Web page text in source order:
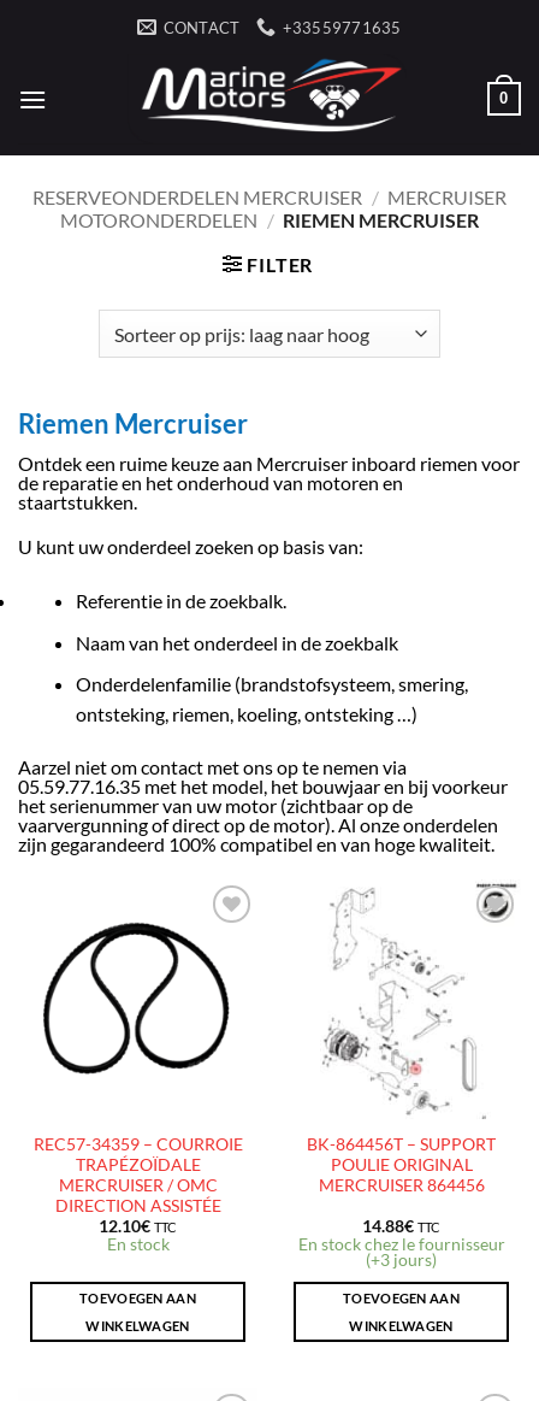
CONTACT +33559771635
0
RESERVEONDERDELEN MERCRUISER / MERCRUISER
MOTORONDERDELEN / RIEMEN MERCRUISER
FILTER
Riemen Mercruiser
Ontdek een ruime keuze aan Mercruiser inboard riemen voor
de reparatie en het onderhoud van motoren en
staartstukken.
U kunt uw onderdeel zoeken op basis van:
Referentie in de zoekbalk.
Naam van het onderdeel in de zoekbalk
Onderdelenfamilie (brandstofsysteem, smering,
ontsteking, riemen, koeling, ontsteking …)
Aarzel niet om contact met ons op te nemen via
05.59.77.16.35 met het model, het bouwjaar en bij voorkeur
het serienummer van uw motor (zichtbaar op de
vaarvergunning of direct op de motor). Al onze onderdelen
zijn gegarandeerd 100% compatibel en van hoge kwaliteit.
AJOUTER
À LA
LISTE
D’ENVIES
REC57-34359 – COURROIE
TRAPÉZOÏDALE
MERCRUISER / OMC
DIRECTION ASSISTÉE
12.10€ TTC
En stock
TOEVOEGEN AAN
WINKELWAGEN
LISTE
BK-864456T – SUPPORT
POULIE ORIGINAL
MERCRUISER 864456
14.88€ TTC
En stock chez le fournisseur
(+3 jours)
TOEVOEGEN AAN
WINKELWAGEN